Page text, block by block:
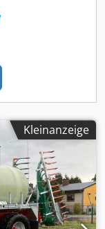
Kleinanzeige